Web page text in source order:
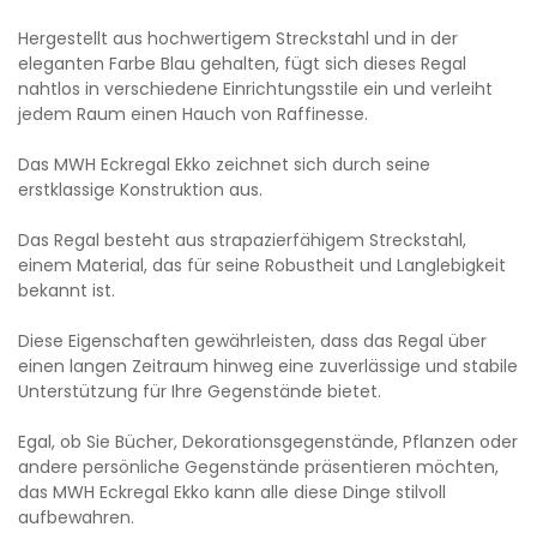
Hergestellt aus hochwertigem Streckstahl und in der
eleganten Farbe Blau gehalten, fügt sich dieses Regal
nahtlos in verschiedene Einrichtungsstile ein und verleiht
jedem Raum einen Hauch von Raffinesse.
Das MWH Eckregal Ekko zeichnet sich durch seine
erstklassige Konstruktion aus.
Das Regal besteht aus strapazierfähigem Streckstahl,
einem Material, das für seine Robustheit und Langlebigkeit
bekannt ist.
Diese Eigenschaften gewährleisten, dass das Regal über
einen langen Zeitraum hinweg eine zuverlässige und stabile
Unterstützung für Ihre Gegenstände bietet.
Egal, ob Sie Bücher, Dekorationsgegenstände, Pflanzen oder
andere persönliche Gegenstände präsentieren möchten,
das MWH Eckregal Ekko kann alle diese Dinge stilvoll
aufbewahren.